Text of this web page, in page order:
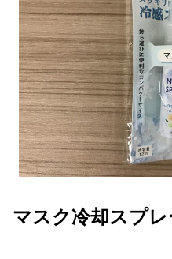
マスク冷却スプレ